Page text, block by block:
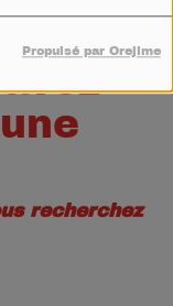
Propulsé par Orejime
recherchez